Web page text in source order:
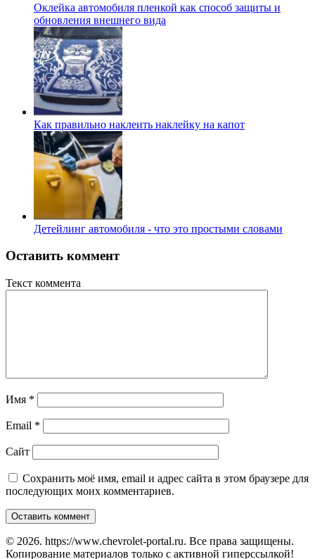
Оклейка автомобиля пленкой как способ защиты и
обновления внешнего вида
Как правильно наклеить наклейку на капот
Детейлинг автомобиля - что это простыми словами
Оставить коммент
Текст коммента
Имя *
Email *
Сайт
Сохранить моё имя, email и адрес сайта в этом браузере для
последующих моих комментариев.
© 2026. https://www.chevrolet-portal.ru. Все права защищены.
Копирование материалов только с активной гиперссылкой!